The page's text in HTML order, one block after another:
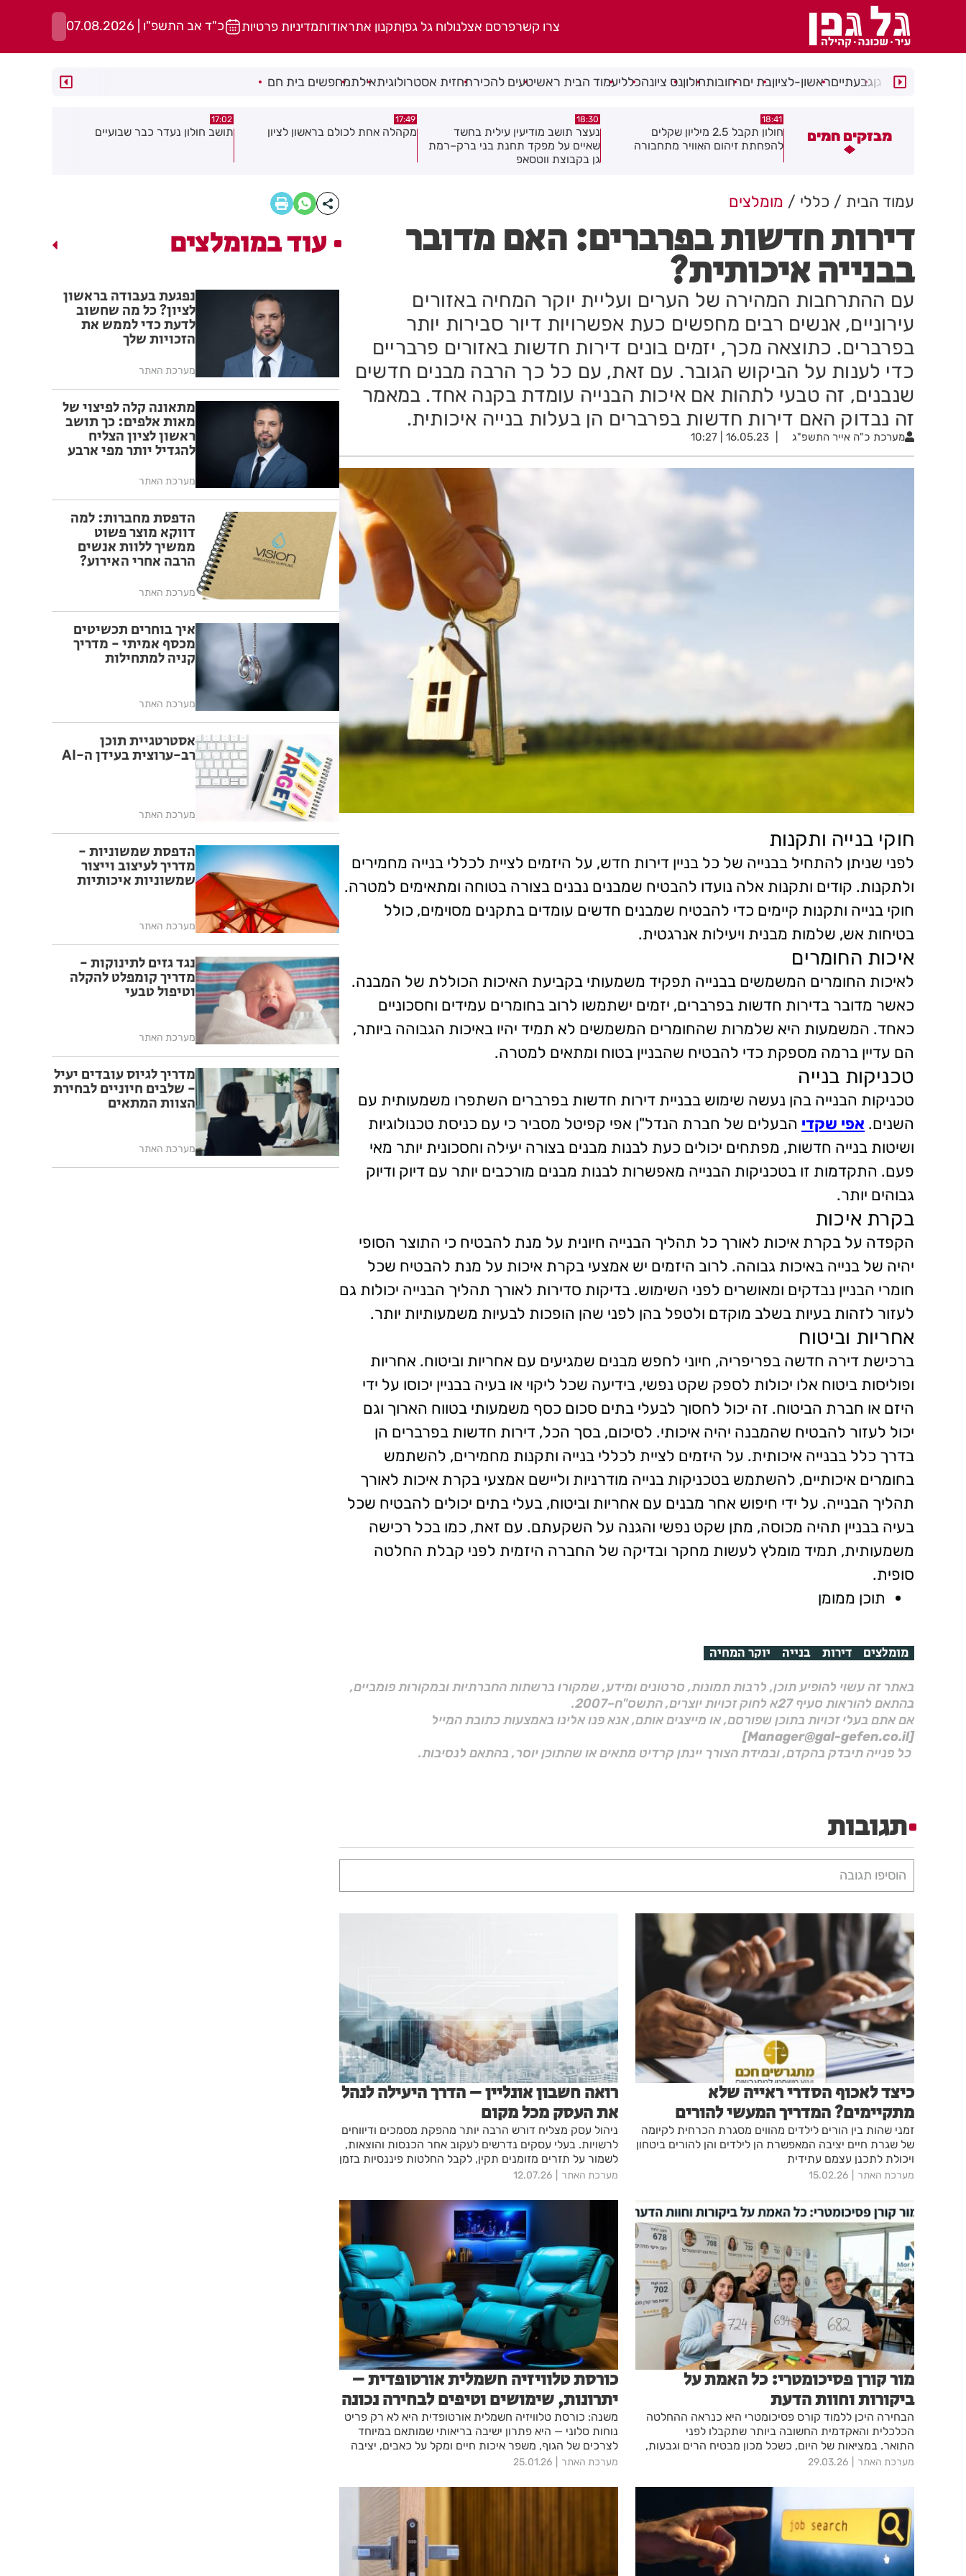
צרו קשרפרסם אצלנולוח גל גפןתקנון אתראודותמדיניות פרטיות כ"ד אב התשפ"ו | 07.08.2026
רמת גןגבעתייםראשון-לציוןבת יםרחובותחולוןנס ציונהכלליעמוד הבית ראשיטעים להכירתחזית אסטרולוגיתאילתמחפשים בית חם
מבזקים חמים
חולון תקבל 2.5 מיליון שקלים
להפחתת זיהום האוויר מתחבורה
נעצר תושב מודיעין עילית בחשד
שאיים על מפקד תחנת בני ברק–רמת
מקהלה אחת לכולם בראשון לציון תושב חולון נעדר כבר שבועיים
"הרצל שמח בחמישי": עיריית רחובות
עמוד הבית כללי מומלצים
דירות חדשות בפרברים: האם מדובר
בבנייה איכותית?
עם ההתרחבות המהירה של הערים ועליית יוקר המחיה באזורים
עירוניים, אנשים רבים מחפשים כעת אפשרויות דיור סבירות יותר
בפרברים. כתוצאה מכך, יזמים בונים דירות חדשות באזורים פרבריים
כדי לענות על הביקוש הגובר. עם זאת, עם כל כך הרבה מבנים חדשים
שנבנים, זה טבעי לתהות אם איכות הבנייה עומדת בקנה אחד. במאמר
זה נבדוק האם דירות חדשות בפרברים הן בעלות בנייה איכותית.
מערכת כ"ה אייר התשפ"ג 16.05.23 | 10:27
חוקי בנייה ותקנות
לפני שניתן להתחיל בבנייה של כל בניין דירות חדש, על היזמים לציית לכללי בנייה מחמירים
ולתקנות. קודים ותקנות אלה נועדו להבטיח שמבנים נבנים בצורה בטוחה ומתאימים למטרה.
חוקי בנייה ותקנות קיימים כדי להבטיח שמבנים חדשים עומדים בתקנים מסוימים, כולל
בטיחות אש, שלמות מבנית ויעילות אנרגטית.
איכות החומרים
לאיכות החומרים המשמשים בבנייה תפקיד משמעותי בקביעת האיכות הכוללת של המבנה.
כאשר מדובר בדירות חדשות בפרברים, יזמים ישתמשו לרוב בחומרים עמידים וחסכוניים
כאחד. המשמעות היא שלמרות שהחומרים המשמשים לא תמיד יהיו באיכות הגבוהה ביותר,
הם עדיין ברמה מספקת כדי להבטיח שהבניין בטוח ומתאים למטרה.
טכניקות בנייה
טכניקות הבנייה בהן נעשה שימוש בבניית דירות חדשות בפרברים השתפרו משמעותית עם
השנים. אפי שקדי הבעלים של חברת הנדל"ן אפי קפיטל מסביר כי עם כניסת טכנולוגיות
ושיטות בנייה חדשות, מפתחים יכולים כעת לבנות מבנים בצורה יעילה וחסכונית יותר מאי
פעם. התקדמות זו בטכניקות הבנייה מאפשרות לבנות מבנים מורכבים יותר עם דיוק ודיוק
גבוהים יותר.
בקרת איכות
הקפדה על בקרת איכות לאורך כל תהליך הבנייה חיונית על מנת להבטיח כי התוצר הסופי
יהיה של בנייה באיכות גבוהה. לרוב היזמים יש אמצעי בקרת איכות על מנת להבטיח שכל
חומרי הבניין נבדקים ומאושרים לפני השימוש. בדיקות סדירות לאורך תהליך הבנייה יכולות גם
לעזור לזהות בעיות בשלב מוקדם ולטפל בהן לפני שהן הופכות לבעיות משמעותיות יותר.
אחריות וביטוח
ברכישת דירה חדשה בפריפריה, חיוני לחפש מבנים שמגיעים עם אחריות וביטוח. אחריות
ופוליסות ביטוח אלו יכולות לספק שקט נפשי, בידיעה שכל ליקוי או בעיה בבניין יכוסו על ידי
היזם או חברת הביטוח. זה יכול לחסוך לבעלי בתים סכום כסף משמעותי בטווח הארוך וגם
יכול לעזור להבטיח שהמבנה יהיה איכותי. לסיכום, בסך הכל, דירות חדשות בפרברים הן
בדרך כלל בבנייה איכותית. על היזמים לציית לכללי בנייה ותקנות מחמירים, להשתמש
בחומרים איכותיים, להשתמש בטכניקות בנייה מודרניות וליישם אמצעי בקרת איכות לאורך
תהליך הבנייה. על ידי חיפוש אחר מבנים עם אחריות וביטוח, בעלי בתים יכולים להבטיח שכל
בעיה בבניין תהיה מכוסה, מתן שקט נפשי והגנה על השקעתם. עם זאת, כמו בכל רכישה
משמעותית, תמיד מומלץ לעשות מחקר ובדיקה של החברה היזמית לפני קבלת החלטה
סופית.
תוכן ממומן
מומלצים דירות בנייה יוקר המחיה
באתר זה עשוי להופיע תוכן, לרבות תמונות, סרטונים ומידע, שמקורו ברשתות החברתיות ובמקורות פומביים,
בהתאם להוראות סעיף 27א לחוק זכויות יוצרים, התשס"ח–2007.
אם אתם בעלי זכויות בתוכן שפורסם, או מייצגים אותם, אנא פנו אלינו באמצעות כתובת המייל
[Manager@gal-gefen.co.il]
כל פנייה תיבדק בהקדם, ובמידת הצורך יינתן קרדיט מתאים או שהתוכן יוסר, בהתאם לנסיבות.
תגובות
הוסיפו תגובה
כיצד לאכוף הסדרי ראייה שלא
מתקיימים? המדריך המעשי להורים
זמני שהות בין הורים לילדים מהווים מסגרת הכרחית לקיומה
של שגרת חיים יציבה המאפשרת הן לילדים והן להורים ביטחון
ויכולת לתכנן עצמם עתידית
מערכת האתר 15.02.26
רואה חשבון אונליין – הדרך היעילה לנהל
את העסק מכל מקום
ניהול עסק מצליח דורש הרבה יותר מהפקת מסמכים ודיווחים
לרשויות. בעלי עסקים נדרשים לעקוב אחר הכנסות והוצאות,
לשמור על תזרים מזומנים תקין, לקבל החלטות פיננסיות בזמן
אמת ולהתמודד עם שינויים רגולטוריים. בעבר, רוב הפעולות
פיזיים והמתנה לטיפול. כיום המציאות שונה לחלוטין.
הטכנולוגיה מאפשרת לבצע את רוב הפעולות באופן מקוון,
לקבל תמונת מצב עדכנית בכל רגע ולנהל את העסק בצורה
יעילה יותר. השילוב בין מערכת דיגיטלית מתקדמת לבין ליווי
מקצועי מעניק לבעלי עסקים חיסכון משמעותי בזמן, שליטה
טובה יותר בנתונים ושקט נפשי לאורך כל השנה.
מערכת האתר 12.07.26
מור קורן פסיכומטרי: כל האמת על
ביקורות וחוות הדעת
הבחירה היכן ללמוד קורס פסיכומטרי היא כנראה ההחלטה
הכלכלית והאקדמית החשובה ביותר שתקבלו לפני
התואר. במציאות של היום, כשכל מכון מבטיח הרים וגבעות,
חשוב להבין מי באמת מספק תוצאות בשטח. בחיפוש מהיר
דעת", עולה תמונה חד משמעית: לא מדובר בעוד מכון
פסיכומטרי, אלא בשיטת לימוד ייחודית ששינתה את כללי
המשחק בישראל
מערכת האתר 29.03.26
כורסת טלוויזיה חשמלית אורטופדית –
יתרונות, שימושים וטיפים לבחירה נכונה
משנה: כורסת טלוויזיה חשמלית אורטופדית היא לא רק פריט
נוחות סלוני — היא פתרון ישיבה בריאותי שמותאם במיוחד
לצרכים של הגוף, משפר איכות חיים ומקל על כאבים, יציבה
ושגרת היוםיום
מערכת האתר 25.01.26
עוד במומלצים
נפגעת בעבודה בראשון
לציון? כל מה שחשוב
לדעת כדי לממש את
הזכויות שלך
מערכת האתר
מתאונה קלה לפיצוי של
מאות אלפים: כך תושב
ראשון לציון הצליח
להגדיל יותר מפי ארבע
הביטוח
מערכת האתר
הדפסת מחברות: למה
דווקא מוצר פשוט
ממשיך ללוות אנשים
הרבה אחרי האירוע?
מערכת האתר
איך בוחרים תכשיטים
מכסף אמיתי - מדריך
קניה למתחילות
מערכת האתר
אסטרטגיית תוכן
רב-ערוצית בעידן ה-AI
מערכת האתר
הדפסת שמשוניות -
מדריך לעיצוב וייצור
שמשוניות איכותיות
מערכת האתר
נגד גזים לתינוקות -
מדריך קומפלט להקלה
וטיפול טבעי
מערכת האתר
מדריך לגיוס עובדים יעיל
- שלבים חיוניים לבחירת
הצוות המתאים
מערכת האתר